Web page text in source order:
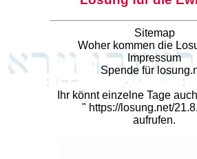
Sitemap
Woher kommen die
Impressum
Spende für
Ihr könnt einzelne Tage
" https://losung.net/
aufrufen.